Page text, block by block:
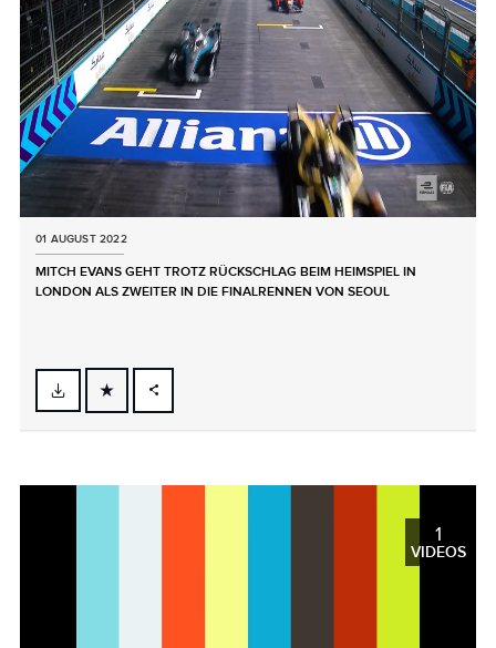
01 AUGUST 2022
MITCH EVANS GEHT TROTZ RÜCKSCHLAG BEIM HEIMSPIEL IN
LONDON ALS ZWEITER IN DIE FINALRENNEN VON SEOUL
FACEBOOK
LINKEDIN
1
VIDEOS